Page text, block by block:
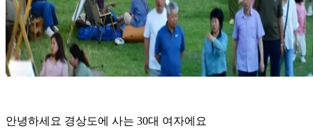
안녕하세요 경상도에 사는 30대 여자에요